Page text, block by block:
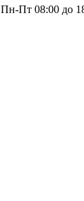
Пн-Пт 08:00 до